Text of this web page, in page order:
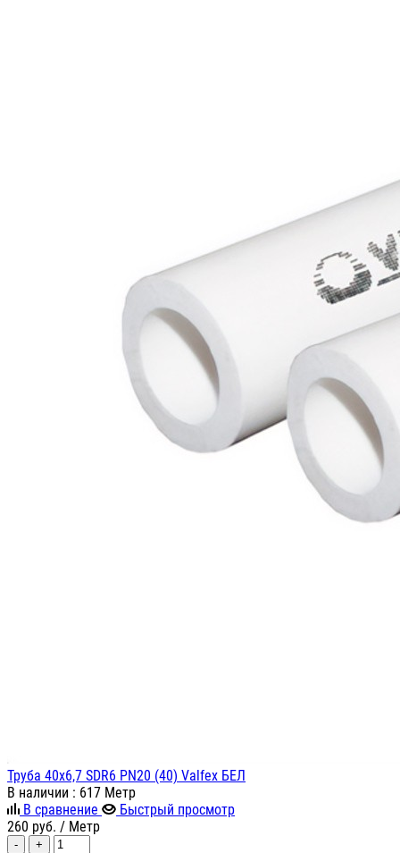
Труба 40х6,7 SDR6 PN20 (40) Valfex БЕЛ
В наличии : 617 Метр
В сравнение
Быстрый просмотр
260 руб. / Метр
- +